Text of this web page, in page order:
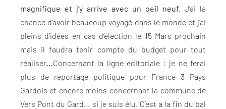
magnifique et j’y arrive avec un oeil neuf.
J’ai la
chance d’avoir beaucoup voyagé dans le monde et j’ai
pleins d’idées en cas d’élection le 15 Mars prochain
mais il faudra tenir compte du budget pour tout
réaliser…Concernant la ligne éditoriale : je ne ferai
plus de reportage politique pour France 3 Pays
Gardois et encore moins concernant la commune de
Vers Pont du Gard… si je suis élu. C’est à la fin du bal